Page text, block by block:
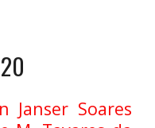
Janser Soares